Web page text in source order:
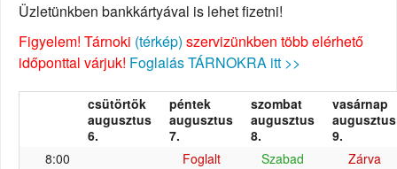
Üzletünkben bankkártyával is lehet fizetni!
Figyelem! Tárnoki (térkép) szervizünkben több elérhető
időponttal várjuk! Foglalás TÁRNOKRA itt >>
csütörtök
augusztus
6.
péntek
augusztus
7.
szombat
augusztus
8.
vasárnap
augusztus
9.
8:00
Foglalt Szabad
Zárva